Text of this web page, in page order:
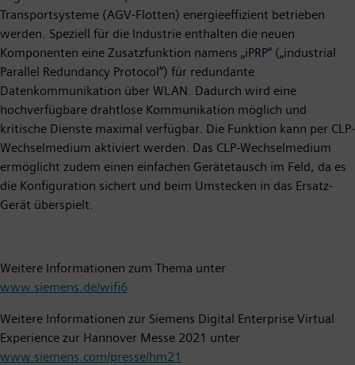
Transportsysteme (AGV-Flotten) energieeffizient betrieben
werden. Speziell für die Industrie enthalten die neuen
Komponenten eine Zusatzfunktion namens „iPRP“ („industrial
Parallel Redundancy Protocol“) für redundante
Datenkommunikation über WLAN. Dadurch wird eine
hochverfügbare drahtlose Kommunikation möglich und
kritische Dienste maximal verfügbar. Die Funktion kann per CLP-
Wechselmedium aktiviert werden. Das CLP-Wechselmedium
ermöglicht zudem einen einfachen Gerätetausch im Feld, da es
die Konfiguration sichert und beim Umstecken in das Ersatz-
Gerät überspielt.
Weitere Informationen zum Thema unter
www.siemens.de/wifi6
Weitere Informationen zur Siemens Digital Enterprise Virtual
Experience zur Hannover Messe 2021 unter
www.siemens.com/presse/hm21